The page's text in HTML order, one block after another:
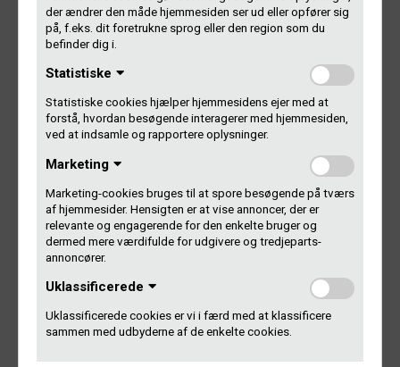
der ændrer den måde hjemmesiden ser ud eller opfører sig
på, f.eks. dit foretrukne sprog eller den region som du
befinder dig i.
Statistiske
Statistiske cookies hjælper hjemmesidens ejer med at
forstå, hvordan besøgende interagerer med hjemmesiden,
ved at indsamle og rapportere oplysninger.
Marketing
Marketing-cookies bruges til at spore besøgende på tværs
af hjemmesider. Hensigten er at vise annoncer, der er
relevante og engagerende for den enkelte bruger og
dermed mere værdifulde for udgivere og tredjeparts-
annoncører.
Uklassificerede
Uklassificerede cookies er vi i færd med at klassificere
sammen med udbyderne af de enkelte cookies.
vederlaget til Koda ikke er bestemmende for, hvor stort
Gramex’ vederlag skal være. Det var en af Radio24syv’s
principielle påstande, at Gramex ikke kunne have et højere
vederlag end Koda, hvorfor Gramex ser med stor
dette.
forhandlinger, at indgå aftaler med kunderne, som begge
parter kan leve med. Og vi strækker os gerne langt for at
nå i mål. Men denne gang har det desværre ikke vist sig
muligt, hvilket naturligvis er ærgerligt og derfor har jeg bedt
vores advokat om at anke sagen.
Læs Østre Landsrets dom af 31. marts 2015
Læs Ophavsretslicensnævnets kendelse af 27. august
2013